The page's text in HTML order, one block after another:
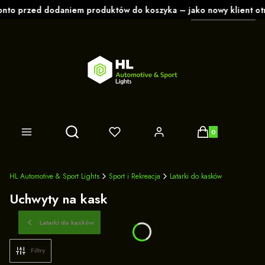
polski zł
Otwórz wyszukiwarkę Produkty w
HL Automotive & Sport Lights Sport i Rekreacja Latarki do kasków
Uchwyty na kask
Latarki do kasków
Filtry